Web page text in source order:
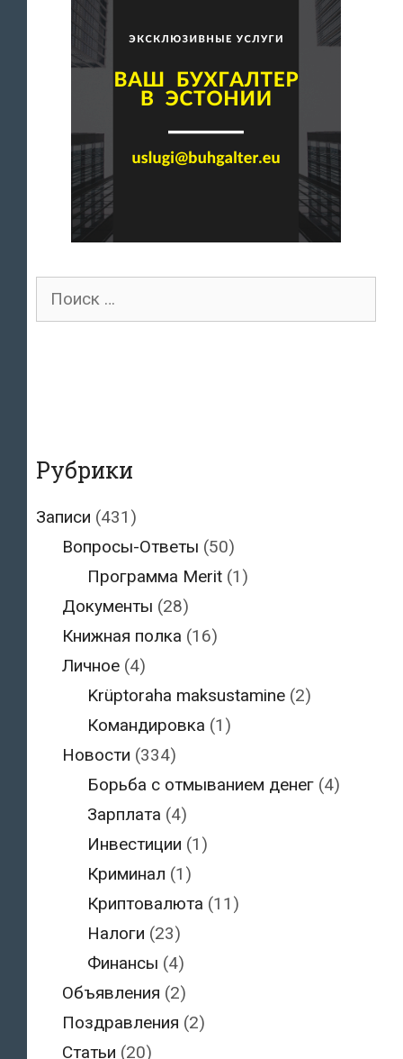
Поиск
Рубрики
Записи (431)
Вопросы-Ответы (50)
Программа Merit (1)
Документы (28)
Книжная полка (16)
Личное(4)
Krüptoraha maksustamine (2)
Командировка (1)
Новости (334)
Борьба с отмыванием денег (4)
Зарплата (4)
Инвестиции (1)
Криминал (1)
Криптовалюта (11)
Налоги (23)
Финансы (4)
Объявления (2)
Поздравления (2)
Статьи (20)